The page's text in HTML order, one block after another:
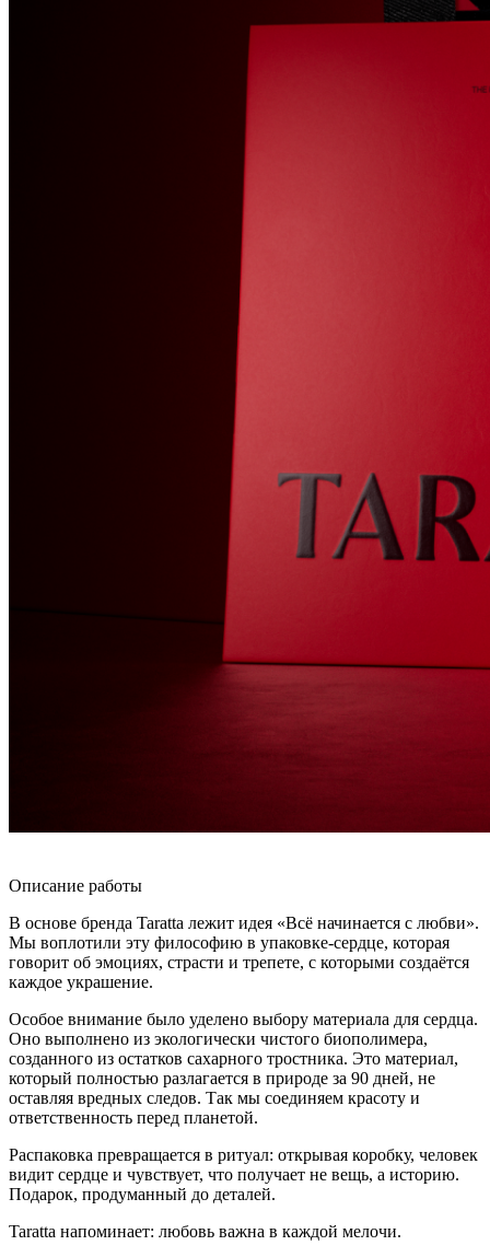
Описание работы
В основе бренда Taratta лежит идея «Всё начинается с любви».
Мы воплотили эту философию в упаковке-сердце, которая
говорит об эмоциях, страсти и трепете, с которыми создаётся
каждое украшение.
Особое внимание было уделено выбору материала для сердца.
Оно выполнено из экологически чистого биополимера,
созданного из остатков сахарного тростника. Это материал,
который полностью разлагается в природе за 90 дней, не
оставляя вредных следов. Так мы соединяем красоту и
ответственность перед планетой.
Распаковка превращается в ритуал: открывая коробку, человек
видит сердце и чувствует, что получает не вещь, а историю.
Подарок, продуманный до деталей.
Taratta напоминает: любовь важна в каждой мелочи.